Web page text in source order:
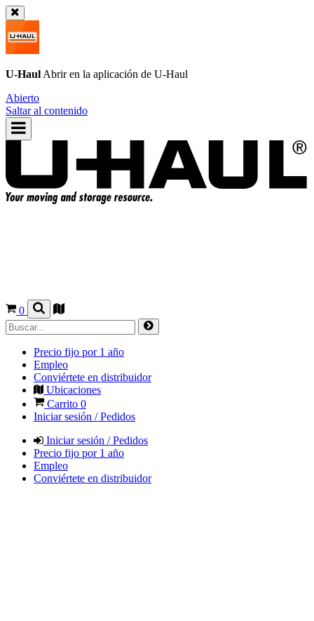
U-Haul Abrir en la aplicación de U-Haul
Abierto
Saltar al contenido
0
Precio fijo por 1 año
Empleo
Conviértete en distribuidor
Ubicaciones
Carrito 0
Iniciar sesión / Pedidos
Iniciar sesión / Pedidos
Precio fijo por 1 año
Empleo
Conviértete en distribuidor